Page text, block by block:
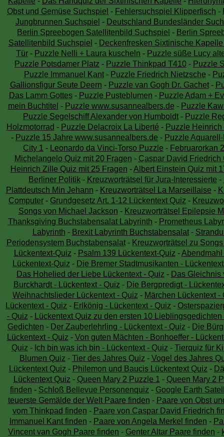
Obst und Gemüse Suchspiel - Fehlersuchspiel Klipperfisch -
Jungbrunnen Suchspiel - Deutschland Bundesländer
Berlin Spreebogen Satellitenbild Suchspiel - Berlin
Satellitenbild Suchspiel - Deckenfresken Sixtinische
Tür - Puzzle Nelli + Laura kuscheln - Puzzle süße Lucy
Puzzle Potsdamer Platz - Puzzle Thinkpad T410 - Puzzle
Puzzle Immanuel Kant- Puzzle Friedrich Nietzsche -
Gallionsfigur Seute Deern - Puzzle van Gogh Dr. Gachet-
Das Lamm Gottes- Puzzle Pusteblumen - Puzzle Adam +
mein Buchtitel - Puzzle www.susannealbers.de - Puzzle
Puzzle Segelschiff Alexander von Humboldt - Puzzle
Holzmotorrad - Puzzle Delacroix La Liberté - Puzzle
- Puzzle 15 Jahre www.susannealbers.de - Puzzle
City 1 - Leonardo da Vinci-Torso Puzzle - Februarorkan
Michelangelo Quiz mit 20 Fragen - Caspar David Friedrich
Heinrich Zille Quiz mit 25 Fragen -Albert Einstein Quiz mit
Berliner Politik- Kreuzworträtsel für Jura-Interessierte -
Plattdeutsch Min Jehann - Kreuzworträtsel La Marseillaise -
Computer - Grundgesetz Art. 1-12 Lückentext Quiz -
Songs von Michael Jackson - Kreuzworträtsel Epilepsie
Thanksgiving Buchstabensalat Labyrinth - Prometheus
Labyrinth - Brexit Labyrinth Buchstabensalat-
Periodensystem Buchstabensalat - Kreuzworträtsel zu
Lückentext-Quiz - Psalm 139 Lückentext-Quiz -
Lückentext-Quiz - Die Bremer Stadtmusikanten -
Das Hohelied der Liebe Lückentext - Quiz - Das Gleichnis
Burckhardt - Lückentext - Quiz - Die Bergpredigt -
Weihnachtslieder Lückentext - Quiz - Märchen Lückentext -
Lückentext - Quiz - Erlkönig - Lückentext - Quiz -
- Quiz -
Lückentext Quiz zu den ersten 10
Gedichten - Der Zauberlehrling - Lückentext - Quiz - Die
Lückentext - Quiz - Von guten Mächten - Bonhoeffer -
Quiz - Ich bin was ich bin - Lückentext - Quiz - Tierquiz für
Blumen Quiz - Tier des Jahres Quiz - Vogel des Jahres
Lückentext Quiz - Philemon und Baucis Lückentext Quiz -
Lückentext Quiz - Queen Mary 2 Puzzle 1 - Queen Mary 2
finden - Schloß Bellevue Personenquiz - Google Earth
teuerste Gemälde der Welt Paare finden - Paare von Obst
vom Thinkpad finden - Paare von Caspar David Friedrich
Immanuel Kant finden - Paare von Angela Merkel finden -
Vincent van Gogh Paare finden - Genter Altar Paare finden -